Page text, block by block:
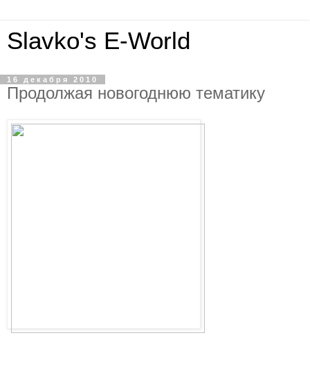
Slavko's E-World
16 декабря 2010
Продолжая новогоднюю тематику